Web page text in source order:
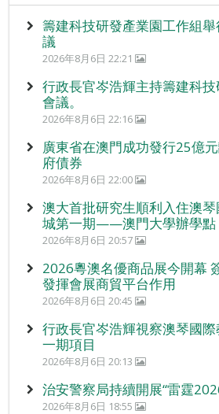
籌建科技研發產業園工作組
議
2026年8月6日 22:21
行政長官岑浩輝主持籌建科
會議。
2026年8月6日 22:16
廣東省在澳門成功發行25億
府債券
2026年8月6日 22:00
澳大首批研究生順利入住澳琴
城第一期——澳門大學辦學點
2026年8月6日 20:57
2026粵澳名優商品展今開幕
發揮會展商貿平台作用
2026年8月6日 20:45
行政長官岑浩輝視察澳琴國
一期項目
2026年8月6日 20:13
治安警察局持續開展“雷霆
2026年8月6日 18:55